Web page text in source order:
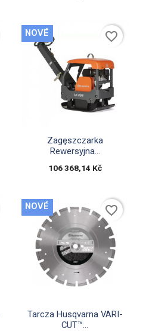
Rychlý náhled
Zagęszczarka
Rewersyjna...
106 368,14 Kč
NOVÉ favorite_border
 Rychlý náhled
Tarcza Husqvarna VARI-
CUT™...
NOVÉ favorite_border